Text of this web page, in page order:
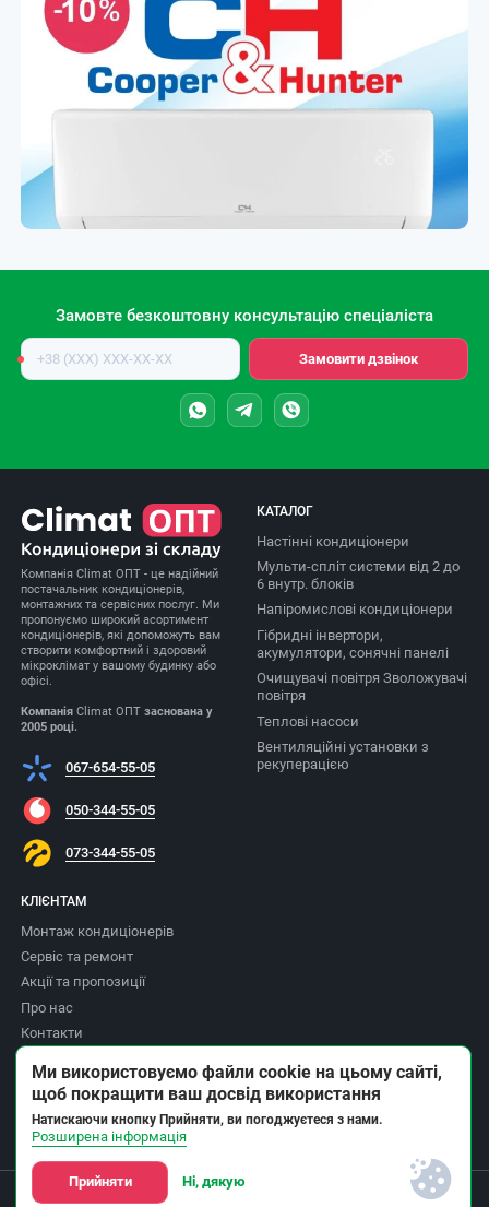
Замовте безкоштовну консультацію спеціаліста
Номер
телефону
Замовити дзвінок
Компанія Climat ОПТ - це надійний
постачальник кондиціонерів,
монтажних та сервісних послуг. Ми
пропонуємо широкий асортимент
кондиціонерів, які допоможуть вам
створити комфортний і здоровий
мікроклімат у вашому будинку або
офісі.
Компанія Climat ОПТзаснована у
2005 році.
067-654-55-05
050-344-55-05
073-344-55-05
КАТАЛОГ
Настінні кондиціонери
Мульти-спліт системи від 2 до
6 внутр. блоків
Напіромислові кондиціонери
Гібридні інвертори,
акумулятори, сонячні панелі
Очищувачі повітря Зволожувачі
повітря
Теплові насоси
Вентиляційні установки з
рекуперацією
КЛІЄНТАМ
Монтаж кондиціонерів
Сервіс та ремонт
Акції та пропозиції
Про нас
Контакти
Повернення товару
© Інтернет-магазин Climat ОПТ - продажа
Ми використовуємо файли cookie на цьому сайті,
щоб покращити ваш досвід використання
Натискаючи кнопку Прийняти, ви погоджуєтеся з нами.
Розширена інформація
Ні, дякую
Прийняти